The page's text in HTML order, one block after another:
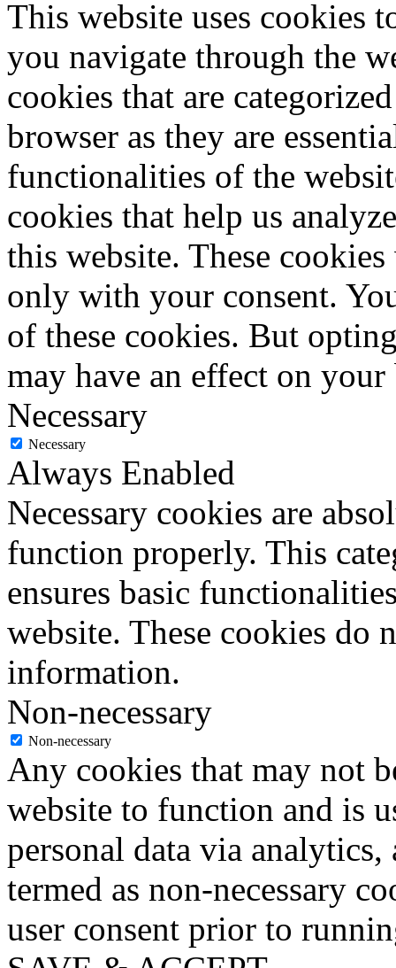
This website uses cookies
you navigate through the
cookies that are
browser as they are
functionalities of the
cookies that help us
this website. These
only with your consent.
of these cookies. But
may have an effect on
Necessary
Necessary
Always Enabled
Necessary cookies are
function properly. This
ensures basic
website. These cookies do
information.
Non-necessary
Non-necessary
Any cookies that may not
website to function and is
personal data via analytics,
termed as non-necessary
user consent prior to